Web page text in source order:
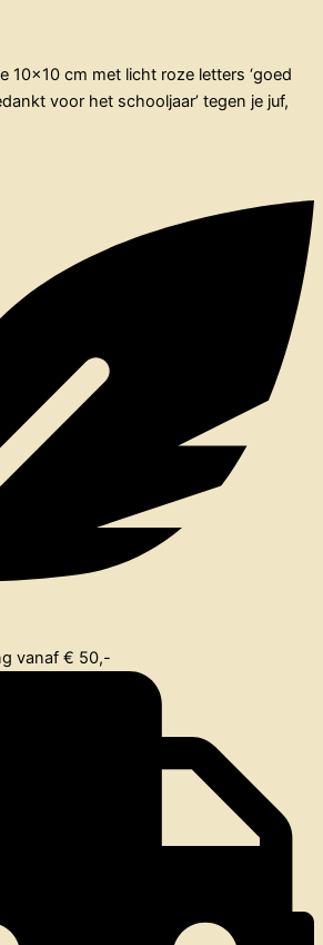
10×10 cm met licht roze letters ‘goed
voor het schooljaar’ tegen je juf,
vanaf € 50,-